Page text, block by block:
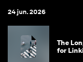
24 jun. 2026
The
for